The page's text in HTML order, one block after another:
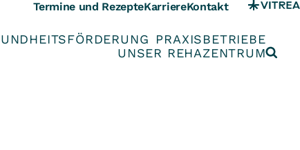
Termine und RezepteKarriereKontakt
PRAXISBETRIEBE
UNSER REHAZENTRUM